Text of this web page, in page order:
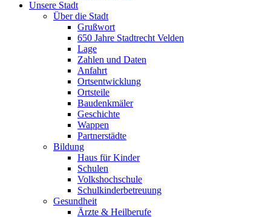
Unsere Stadt
Über die Stadt
Grußwort
650 Jahre Stadtrecht Velden
Lage
Zahlen und Daten
Anfahrt
Ortsentwicklung
Ortsteile
Baudenkmäler
Geschichte
Wappen
Partnerstädte
Bildung
Haus für Kinder
Schulen
Volkshochschule
Schulkinderbetreuung
Gesundheit
Ärzte & Heilberufe